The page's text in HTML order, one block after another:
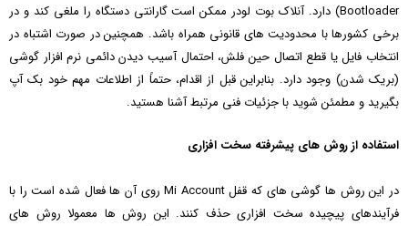
Bootloader) دارد. آنلاک بوت‌ لودر ممکن است گارانتی دستگاه را ملغی کند و در
برخی کشورها با محدودیت‌ های قانونی همراه باشد. همچنین در صورت اشتباه در
انتخاب فایل یا قطع اتصال حین فلش، احتمال آسیب دیدن دائمی نرم‌ افزار گوشی
(بریک شدن) وجود دارد. بنابراین قبل از اقدام، حتماً از اطلاعات مهم خود بک‌ آپ
بگیرید و مطمئن شوید با جزئیات فنی مرتبط آشنا هستید.
استفاده از روش های پیشرفته سخت افزاری
در این روش ها گوشی های که قفل Mi Account روی آن ها فعال شده است را با
فرآیندهای پیچیده سخت افزاری حذف کنند. این روش ها معمولا روش های